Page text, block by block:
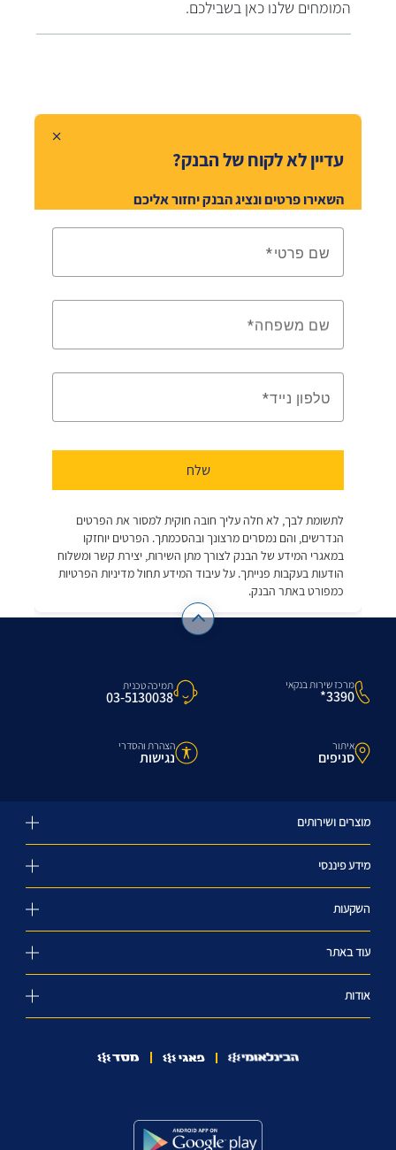
המומחים שלנו כאן בשבילכם.
מרכז שירות בנקאי
3390*
תמיכה טכנית
03-5130038
איתור
סניפים
הצהרת והסדרי
נגישות
מוצרים ושירותים
מידע פיננסי
השקעות
עוד באתר
אודות